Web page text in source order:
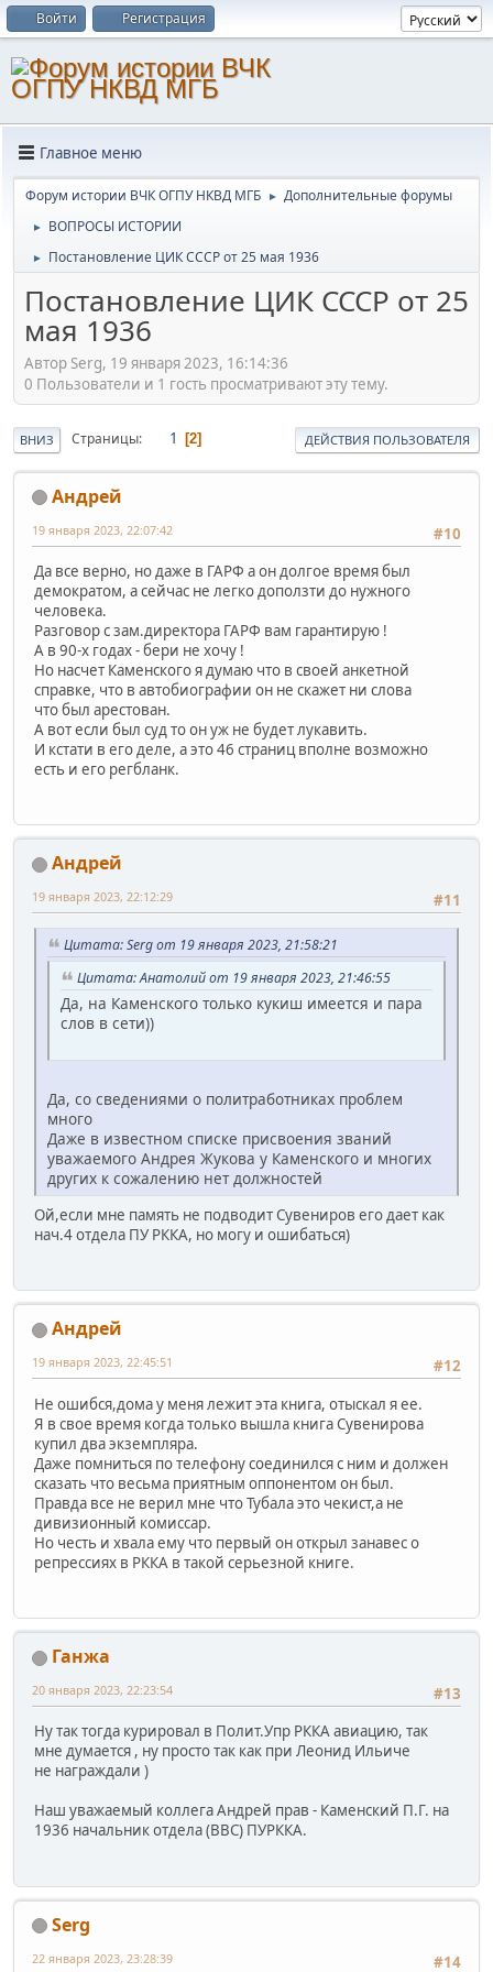
Войти Регистрация
Главное меню
Форум истории ВЧК ОГПУ НКВД МГБ ► Дополнительные форумы
► ВОПРОСЫ ИСТОРИИ
► Постановление ЦИК СССР от 25 мая 1936
Постановление ЦИК СССР от 25
мая 1936
Автор Serg, 19 января 2023, 16:14:36
0 Пользователи и 1 гость просматривают эту тему.
ВНИЗ Страницы 1 2 ДЕЙСТВИЯ ПОЛЬЗОВАТЕЛЯ
Андрей
#10
19 января 2023, 22:07:42
Да все верно, но даже в ГАРФ а он долгое время был
демократом, а сейчас не легко доползти до нужного
человека.
Разговор с зам.директора ГАРФ вам гарантирую !
А в 90-х годах - бери не хочу !
Но насчет Каменского я думаю что в своей анкетной
справке, что в автобиографии он не скажет ни слова
что был арестован.
А вот если был суд то он уж не будет лукавить.
И кстати в его деле, а это 46 страниц вполне возможно
есть и его регбланк.
Андрей
#11
19 января 2023, 22:12:29
Цитата: Serg от 19 января 2023, 21:58:21
Цитата: Анатолий от 19 января 2023, 21:46:55
Да, на Каменского только кукиш имеется и пара
слов в сети))
Да, со сведениями о политработниках проблем
много
Даже в известном списке присвоения званий
уважаемого Андрея Жукова у Каменского и многих
других к сожалению нет должностей
Ой,если мне память не подводит Сувениров его дает как
нач.4 отдела ПУ РККА, но могу и ошибаться)
Андрей
#12
19 января 2023, 22:45:51
Не ошибся,дома у меня лежит эта книга, отыскал я ее.
Я в свое время когда только вышла книга Сувенирова
купил два экземпляра.
Даже помниться по телефону соединился с ним и должен
сказать что весьма приятным оппонентом он был.
Правда все не верил мне что Тубала это чекист,а не
дивизионный комиссар.
Но честь и хвала ему что первый он открыл занавес о
репрессиях в РККА в такой серьезной книге.
Ганжа
#13
20 января 2023, 22:23:54
Ну так тогда курировал в Полит.Упр РККА авиацию, так
мне думается , ну просто так как при Леонид Ильиче
не награждали )
Наш уважаемый коллега Андрей прав - Каменский П.Г. на
1936 начальник отдела (ВВС) ПУРККА.
Serg
#14
22 января 2023, 23:28:39